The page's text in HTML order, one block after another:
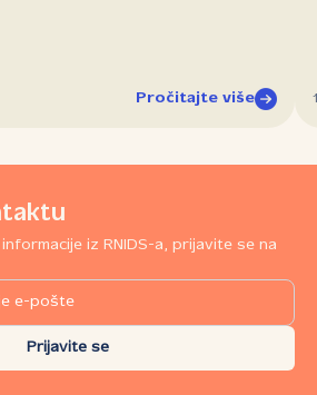
Pročitajte više
iz RNIDS-a, prijavite se na
Prijavite se